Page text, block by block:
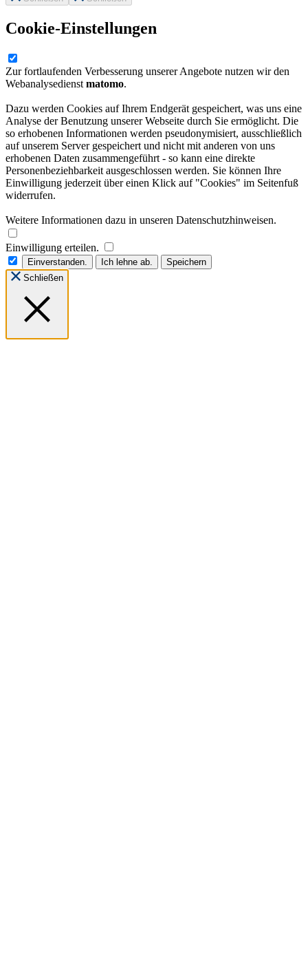
Cookie-Einstellungen
Zur fortlaufenden Verbesserung unserer Angebote nutzen wir den
Webanalysedienst matomo.
Dazu werden Cookies auf Ihrem Endgerät gespeichert, was uns eine
Analyse der Benutzung unserer Webseite durch Sie ermöglicht. Die
so erhobenen Informationen werden pseudonymisiert, ausschließlich
auf unserem Server gespeichert und nicht mit anderen von uns
erhobenen Daten zusammengeführt - so kann eine direkte
Personenbeziehbarkeit ausgeschlossen werden. Sie können Ihre
Einwilligung jederzeit über einen Klick auf "Cookies" im Seitenfuß
widerrufen.
Weitere Informationen dazu in unseren Datenschutzhinweisen.
Einwilligung erteilen.
Einverstanden. Ich lehne ab.
Speichern
Schließen